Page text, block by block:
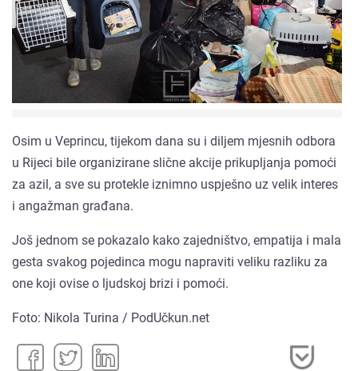
Osim u Veprincu, tijekom dana su i diljem mjesnih odbora
u Rijeci bile organizirane slične akcije prikupljanja pomoći
za azil, a sve su protekle iznimno uspješno uz velik interes
i angažman građana.
Još jednom se pokazalo kako zajedništvo, empatija i mala
gesta svakog pojedinca mogu napraviti veliku razliku za
one koji ovise o ljudskoj brizi i pomoći.
Foto: Nikola Turina / PodUčkun.net